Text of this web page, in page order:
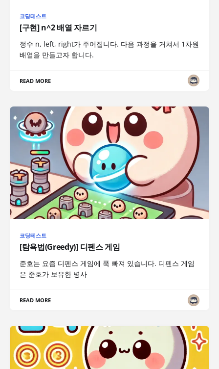
코딩테스트
[구현] n^2 배열 자르기
정수 n, left, right가 주어집니다. 다음 과정을 거쳐서 1차원
배열을 만들고자 합니다.
READ MORE
코딩테스트
[탐욕법(Greedy)] 디펜스 게임
준호는 요즘 디펜스 게임에 푹 빠져 있습니다. 디펜스 게임
은 준호가 보유한 병사
READ MORE